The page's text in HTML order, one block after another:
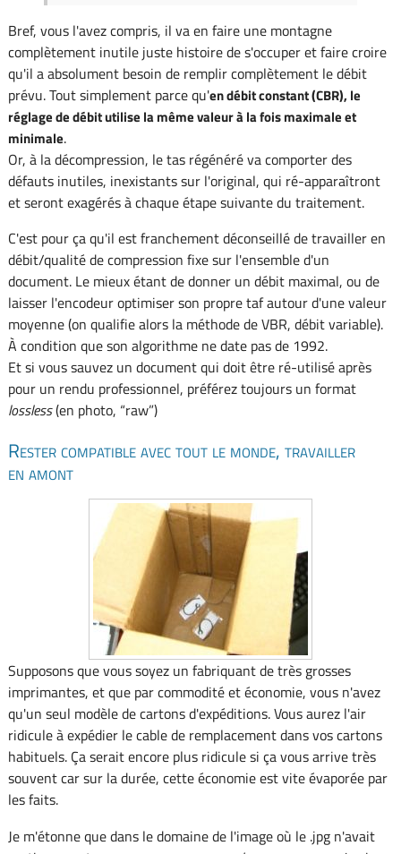
Bref, vous l'avez compris, il va en faire une montagne
complètement inutile juste histoire de s'occuper et faire croire
qu'il a absolument besoin de remplir complètement le débit
prévu. Tout simplement parce qu'en débit constant (CBR), le
réglage de débit utilise la même valeur à la fois maximale et
minimale.
Or, à la décompression, le tas régénéré va comporter des
défauts inutiles, inexistants sur l'original, qui ré-apparaîtront
et seront exagérés à chaque étape suivante du traitement.
C'est pour ça qu'il est franchement déconseillé de travailler en
débit/qualité de compression fixe sur l'ensemble d'un
document. Le mieux étant de donner un débit maximal, ou de
laisser l'encodeur optimiser son propre taf autour d'une valeur
moyenne (on qualifie alors la méthode de VBR, débit variable).
À condition que son algorithme ne date pas de 1992.
Et si vous sauvez un document qui doit être ré-utilisé après
pour un rendu professionnel, préférez toujours un format
lossless(en photo, “raw”)
Rester compatible avec tout le monde, travailler
en amont
Supposons que vous soyez un fabriquant de très grosses
imprimantes, et que par commodité et économie, vous n'avez
qu'un seul modèle de cartons d'expéditions. Vous aurez l'air
ridicule à expédier le cable de remplacement dans vos cartons
habituels. Ça serait encore plus ridicule si ça vous arrive très
souvent car sur la durée, cette économie est vite évaporée par
les faits.
Je m'étonne que dans le domaine de l'image où le .jpg n'avait